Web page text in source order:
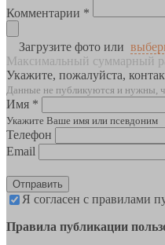
Комментарии *
Загрузите фото или
Максимальный суммарный
Укажите, пожалуйста,
Данные не публикуются и нужны,
Имя *
Укажите Ваше имя или псевдоним
Телефон
Email
Отправить
Я согласен с правилами
Правила публикации